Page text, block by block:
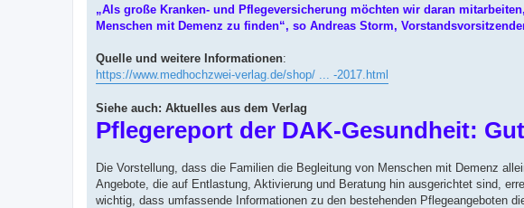
„Als große Kranken- und Pflegeversicherung möchten wir daran
Menschen mit Demenz zu finden“, so Andreas Storm,
Quelle und weitere Informationen:
https://www.medhochzwei-verlag.de/shop/ ... -2017.html
Siehe auch: Aktuelles aus dem Verlag
Pflegereport der DAK-Gesundheit:
Die Vorstellung, dass die Familien die Begleitung von Menschen mit Demenz
Angebote, die auf Entlastung, Aktivierung und Beratung hin ausgerichtet sind,
wichtig, dass umfassende Informationen zu den bestehenden Pflegeangeboten